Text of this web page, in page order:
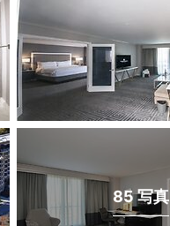
85 写真